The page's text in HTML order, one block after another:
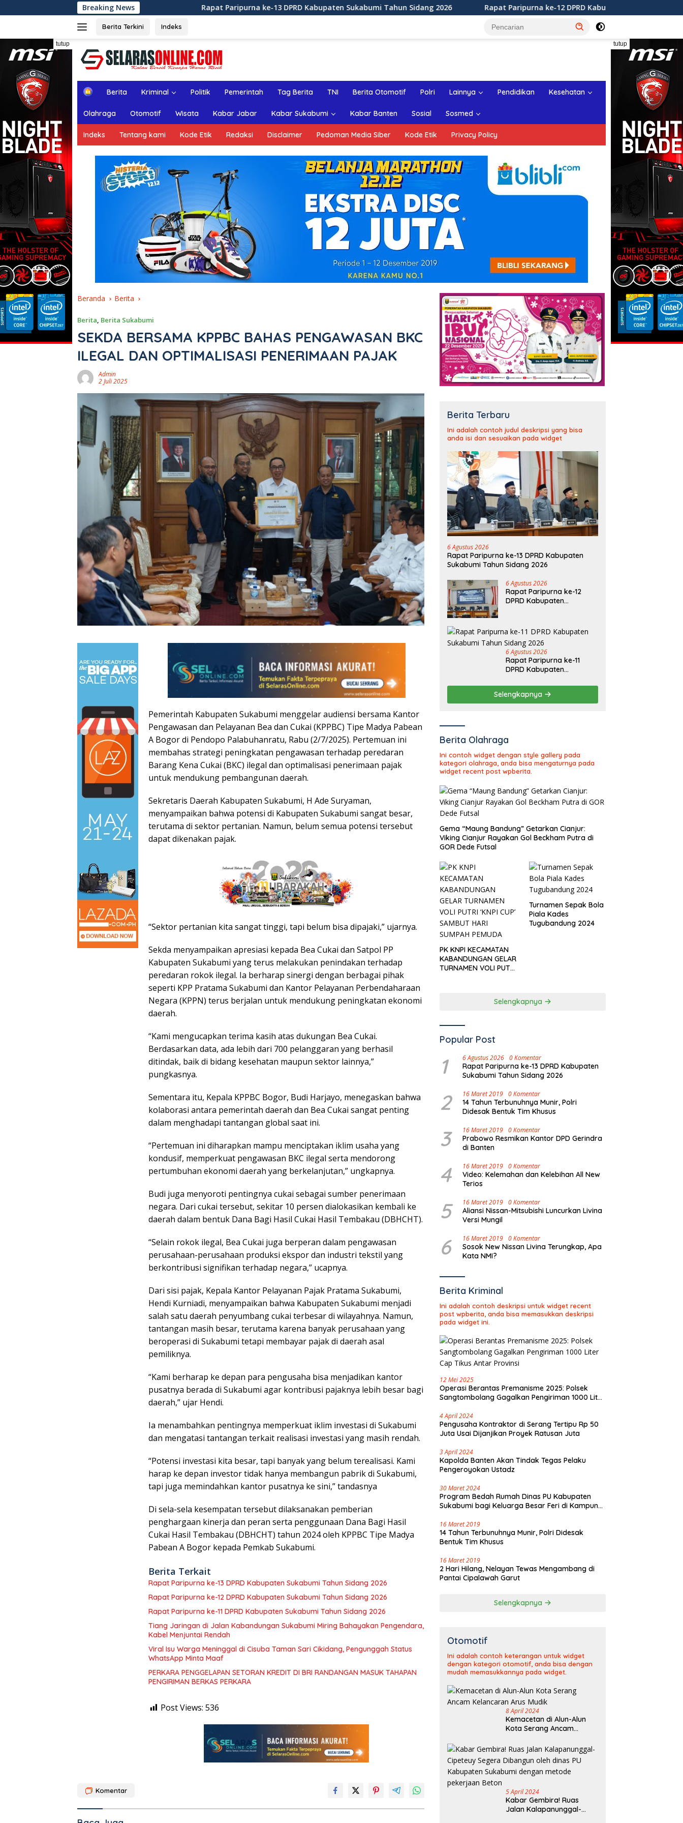
ke
Breaking News
Rapat Paripurna ke-13 DPRD Kabupaten Sukabumi Tahun Sidang 2026 Rapat Paripurna ke-12 DPRD Kabupaten Sukabumi Tahun Sidang 2026
Berita Terkini Indeks
tutup tutup
H
m
e
Berita Kriminal Politik Pemerintah Tag Berita TNI Berita Otomotif Polri Lainnya Pendidikan Kesehatan
Olahraga Otomotif Wisata Kabar Jabar Kabar Sukabumi Kabar Banten Sosial Sosmed
Indeks Tentang kami Kode Etik Redaksi Disclaimer Pedoman Media Siber Kode Etik Privacy Policy
Beranda Berita
Berita, Berita Sukabumi
SEKDA BERSAMA KPPBC BAHAS PENGAWASAN BKC
ILEGAL DAN OPTIMALISASI PENERIMAAN PAJAK
Admin
2 Juli 2025
Pemerintah Kabupaten Sukabumi menggelar audiensi bersama Kantor
Pengawasan dan Pelayanan Bea dan Cukai (KPPBC) Tipe Madya Pabean
A Bogor di Pendopo Palabuhanratu, Rabu (2/7/2025). Pertemuan ini
membahas strategi peningkatan pengawasan terhadap peredaran
Barang Kena Cukai (BKC) ilegal dan optimalisasi penerimaan pajak
untuk mendukung pembangunan daerah.
Sekretaris Daerah Kabupaten Sukabumi, H Ade Suryaman,
menyampaikan bahwa potensi di Kabupaten Sukabumi sangat besar,
terutama di sektor pertanian. Namun, belum semua potensi tersebut
dapat dikenakan pajak.
“Sektor pertanian kita sangat tinggi, tapi belum bisa dipajaki,” ujarnya.
Sekda menyampaikan apresiasi kepada Bea Cukai dan Satpol PP
Kabupaten Sukabumi yang terus melakukan penindakan terhadap
peredaran rokok ilegal. Ia berharap sinergi dengan berbagai pihak
seperti KPP Pratama Sukabumi dan Kantor Pelayanan Perbendaharaan
Negara (KPPN) terus berjalan untuk mendukung peningkatan ekonomi
daerah.
“Kami mengucapkan terima kasih atas dukungan Bea Cukai.
Berdasarkan data, ada lebih dari 700 pelanggaran yang berhasil
ditindak, baik di bidang kesehatan maupun sektor lainnya,”
pungkasnya.
Sementara itu, Kepala KPPBC Bogor, Budi Harjayo, menegaskan bahwa
kolaborasi antara pemerintah daerah dan Bea Cukai sangat penting
dalam menghadapi tantangan global saat ini.
“Pertemuan ini diharapkan mampu menciptakan iklim usaha yang
kondusif, memperkuat pengawasan BKC ilegal serta mendorong
pertumbuhan ekonomi daerah yang berkelanjutan,” ungkapnya.
Budi juga menyoroti pentingnya cukai sebagai sumber penerimaan
negara. Dari cukai tersebut, sekitar 10 persen dialokasikan kembali ke
daerah dalam bentuk Dana Bagi Hasil Cukai Hasil Tembakau (DBHCHT).
“Selain rokok ilegal, Bea Cukai juga berperan dalam pengawasan
perusahaan-perusahaan produksi ekspor dan industri tekstil yang
berkontribusi signifikan terhadap negara,” ucapnya.
Dari sisi pajak, Kepala Kantor Pelayanan Pajak Pratama Sukabumi,
Hendi Kurniadi, menyampaikan bahwa Kabupaten Sukabumi menjadi
salah satu daerah penyumbang cukai terbesar di wilayahnya. Namun,
tantangan masih besar, terutama karena banyak perusahaan yang
beroperasi di Sukabumi tetapi membayar pajak di daerah asal
pemiliknya.
“Kami berharap ke depan para pengusaha bisa menjadikan kantor
pusatnya berada di Sukabumi agar kontribusi pajaknya lebih besar bagi
daerah,” ujar Hendi.
Ia menambahkan pentingnya memperkuat iklim investasi di Sukabumi
dan mengatasi tantangan terkait realisasi investasi yang masih rendah.
“Potensi investasi kita besar, tapi banyak yang belum terealisasi. Kami
harap ke depan investor tidak hanya membangun pabrik di Sukabumi,
tapi juga memindahkan kantor pusatnya ke sini,” tandasnya
Di sela-sela kesempatan tersebut dilaksanakan pemberian
penghargaan kinerja dan peran serta penggunaan Dana Bagi Hasil
Cukai Hasil Tembakau (DBHCHT) tahun 2024 oleh KPPBC Tipe Madya
Pabean A Bogor kepada Pemkab Sukabumi.
Berita Terkait
Rapat Paripurna ke-13 DPRD Kabupaten Sukabumi Tahun Sidang 2026
Rapat Paripurna ke-12 DPRD Kabupaten Sukabumi Tahun Sidang 2026
Rapat Paripurna ke-11 DPRD Kabupaten Sukabumi Tahun Sidang 2026
Tiang Jaringan di Jalan Kabandungan Sukabumi Miring Bahayakan Pengendara,
Kabel Menjuntai Rendah
Viral Isu Warga Meninggal di Cisuba Taman Sari Cikidang, Pengunggah Status
WhatsApp Minta Maaf
PERKARA PENGGELAPAN SETORAN KREDIT DI BRI RANDANGAN MASUK TAHAPAN
PENGIRIMAN BERKAS PERKARA
Post Views: 536
Komentar
Berita Terbaru
Ini adalah contoh judul deskripsi yang bisa
anda isi dan sesuaikan pada widget
6 Agustus 2026
Rapat Paripurna ke-13 DPRD Kabupaten
Sukabumi Tahun Sidang 2026
6 Agustus 2026
Rapat Paripurna ke-12
DPRD Kabupaten
6 Agustus 2026
Rapat Paripurna ke-11
DPRD Kabupaten
2026
Selengkapnya
Berita Olahraga
Ini contoh widget dengan style gallery pada
kategori olahraga, anda bisa mengaturnya pada
widget recent post wpberita.
Gema “Maung Bandung” Getarkan Cianjur:
Viking Cianjur Rayakan Gol Beckham Putra di
GOR Dede Futsal
PK KNPI KECAMATAN
KABANDUNGAN GELAR
TURNAMEN VOLI PUTRI
Turnamen Sepak Bola
Piala Kades
Tugubandung 2024
Selengkapnya
Popular Post
1 6 Agustus 2026 0 Komentar
Rapat Paripurna ke-13 DPRD Kabupaten
Sukabumi Tahun Sidang 2026
2 16 Maret 2019 0 Komentar
14 Tahun Terbunuhnya Munir, Polri
Didesak Bentuk Tim Khusus
3 16 Maret 2019 0 Komentar
Prabowo Resmikan Kantor DPD Gerindra
di Banten
4 16 Maret 2019 0 Komentar
Video: Kelemahan dan Kelebihan All New
Terios
5 16 Maret 2019 0 Komentar
Aliansi Nissan-Mitsubishi Luncurkan Livina
Versi Mungil
6 16 Maret 2019 0 Komentar
Sosok New Nissan Livina Terungkap, Apa
Kata NMI?
Berita Kriminal
Ini adalah contoh deskripsi untuk widget recent
post wpberita, anda bisa memasukkan deskripsi
pada widget ini.
12 Mei 2025
Operasi Berantas Premanisme 2025: Polsek
Sangtombolang Gagalkan Pengiriman 1000 Liter
4 April 2024
Pengusaha Kontraktor di Serang Tertipu Rp 50
Juta Usai Dijanjikan Proyek Ratusan Juta
3 April 2024
Kapolda Banten Akan Tindak Tegas Pelaku
Pengeroyokan Ustadz
30 Maret 2024
Program Bedah Rumah Dinas PU Kabupaten
Sukabumi bagi Keluarga Besar Feri di Kampung
16 Maret 2019
14 Tahun Terbunuhnya Munir, Polri Didesak
Bentuk Tim Khusus
16 Maret 2019
2 Hari Hilang, Nelayan Tewas Mengambang di
Pantai Cipalawah Garut
Selengkapnya
Otomotif
Ini adalah contoh keterangan untuk widget
dengan kategori otomotif, anda bisa dengan
mudah memasukkannya pada widget.
8 April 2024
Kemacetan di Alun-Alun
Kota Serang Ancam
5 April 2024
Kabar Gembira! Ruas
Jalan Kalapanunggal-